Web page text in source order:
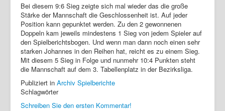
Bei diesem 9:6 Sieg zeigte sich mal wieder das die große
Stärke der Mannschaft die Geschlossenheit ist. Auf jeder
Position kann gepunktet werden. Zu den 2 gewonnenen
Doppeln kam jeweils mindestens 1 Sieg von jedem Spieler auf
den Spielberichtsbogen. Und wenn man dann noch einen sehr
starken Johannes in den Reihen hat, reicht es zu einem Sieg.
Mit diesem 5 Sieg in Folge und nunmehr 10:4 Punkten steht
die Mannschaft auf dem 3. Tabellenplatz in der Bezirksliga.
Publiziert in Archiv Spielberichte
Schlagwörter
Schreiben Sie den ersten Kommentar!